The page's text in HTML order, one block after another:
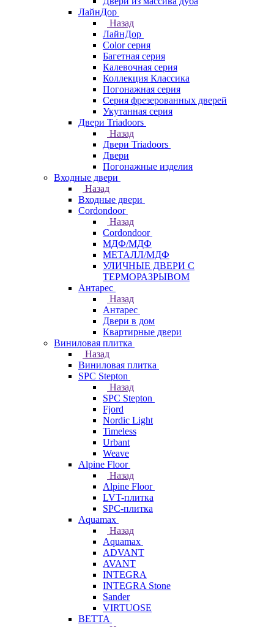
ЛайнДор
Назад
ЛайнДор
Color серия
Багетная серия
Калевочная серия
Коллекция Классика
Погонажная серия
Серия фрезерованных дверей
Укутанная серия
Двери Triadoors
Назад
Двери Triadoors
Двери
Погонажные изделия
Входные двери
Назад
Входные двери
Cordondoor
Назад
Cordondoor
МДФ/МДФ
МЕТАЛЛ/МДФ
УЛИЧНЫЕ ДВЕРИ С
ТЕРМОРАЗРЫВОМ
Антарес
Назад
Антарес
Двери в дом
Квартирные двери
Виниловая плитка
Назад
Виниловая плитка
SPC Stepton
Назад
SPC Stepton
Fjord
Nordic Light
Timeless
Urbant
Weave
Alpine Floor
Назад
Alpine Floor
LVT-плитка
SPC-плитка
Aquamax
Назад
Aquamax
ADVANT
AVANT
INTEGRA
INTEGRA Stone
Sander
VIRTUOSE
BETTA